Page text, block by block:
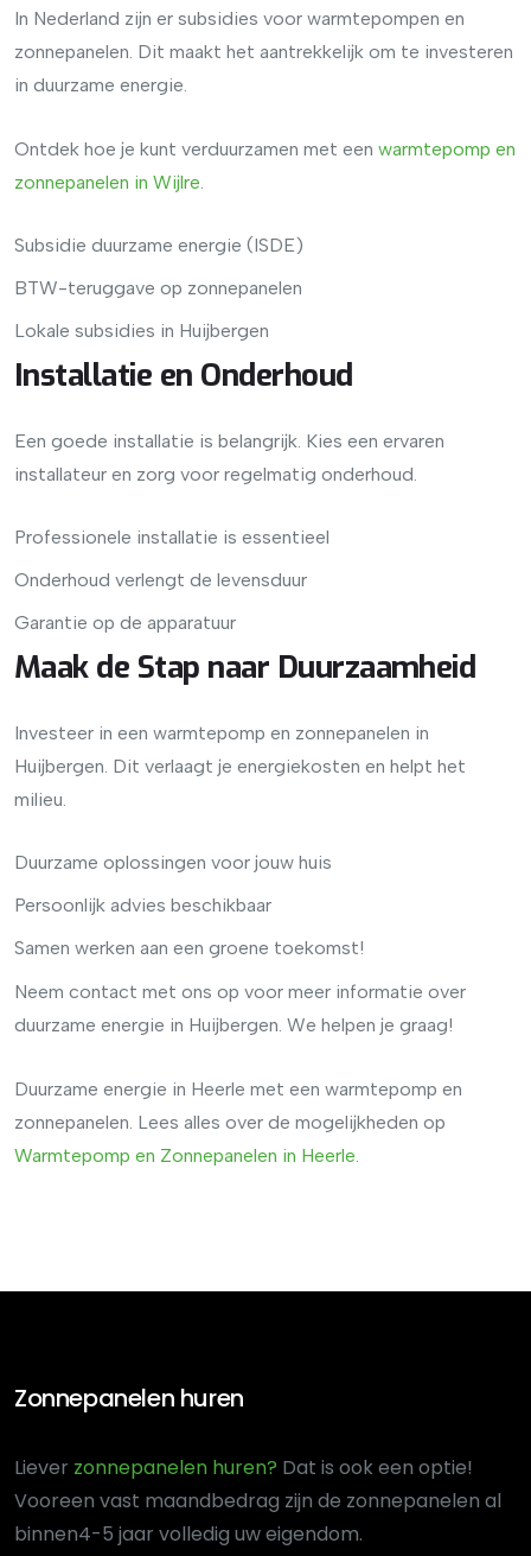
In Nederland zijn er subsidies voor warmtepompen en
zonnepanelen. Dit maakt het aantrekkelijk om te investeren
in duurzame energie.
Ontdek hoe je kunt verduurzamen met een warmtepomp en
zonnepanelen in Wijlre.
Subsidie duurzame energie (ISDE)
BTW-teruggave op zonnepanelen
Lokale subsidies in Huijbergen
Installatie en Onderhoud
Een goede installatie is belangrijk. Kies een ervaren
installateur en zorg voor regelmatig onderhoud.
Professionele installatie is essentieel
Onderhoud verlengt de levensduur
Garantie op de apparatuur
Maak de Stap naar Duurzaamheid
Investeer in een warmtepomp en zonnepanelen in
Huijbergen. Dit verlaagt je energiekosten en helpt het
milieu.
Duurzame oplossingen voor jouw huis
Persoonlijk advies beschikbaar
Samen werken aan een groene toekomst!
Neem contact met ons op voor meer informatie over
duurzame energie in Huijbergen. We helpen je graag!
Duurzame energie in Heerle met een warmtepomp en
zonnepanelen. Lees alles over de mogelijkheden op
Warmtepomp en Zonnepanelen in Heerle.
Zonnepanelen huren
Liever zonnepanelen huren? Dat is ook een optie!
Vooreen vast maandbedrag zijn de zonnepanelen al
binnen4-5 jaar volledig uw eigendom.